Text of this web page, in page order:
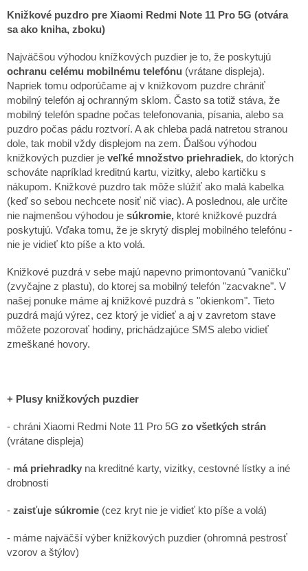
Knižkové puzdro pre Xiaomi Redmi Note 11 Pro 5G (otvára
sa ako kniha, zboku)
Najväčšou výhodou knížkových puzdier je to, že poskytujú
ochranu celému mobilnému telefónu (vrátane displeja).
Napriek tomu odporúčame aj v knižkovom puzdre chrániť
mobilný telefón aj ochranným sklom. Často sa totiž stáva, že
mobilný telefón spadne počas telefonovania, písania, alebo sa
puzdro počas pádu roztvorí. A ak chleba padá natretou stranou
dole, tak mobil vždy displejom na zem. Ďalšou výhodou
knižkových puzdier je veľké množstvo priehradiek, do ktorých
schováte napríklad kreditnú kartu, vizitky, alebo kartičku s
nákupom. Knižkové puzdro tak môže slúžiť ako malá kabelka
(keď so sebou nechcete nosiť nič viac). A poslednou, ale určite
nie najmenšou výhodou je súkromie, ktoré knižkové puzdrá
poskytujú. Vďaka tomu, že je skrytý displej mobilného telefónu -
nie je vidieť kto píše a kto volá.
Knižkové puzdrá v sebe majú napevno primontovanú "vaničku"
(zvyčajne z plastu), do ktorej sa mobilný telefón "zacvakne". V
našej ponuke máme aj knižkové puzdrá s "okienkom". Tieto
puzdrá majú výrez, cez ktorý je vidieť a aj v zavretom stave
môžete pozorovať hodiny, prichádzajúce SMS alebo vidieť
zmeškané hovory.
+ Plusy knižkových puzdier
- chráni Xiaomi Redmi Note 11 Pro 5G zo všetkých strán
(vrátane displeja)
- má priehradky na kreditné karty, vizitky, cestovné lístky a iné
drobnosti
- zaisťuje súkromie (cez kryt nie je vidieť kto píše a volá)
- máme najväčší výber knižkových puzdier (ohromná pestrosť
vzorov a štýlov)